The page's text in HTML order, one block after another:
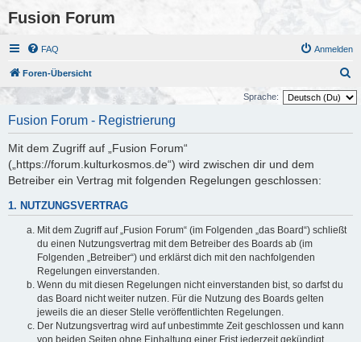
Fusion Forum
FAQ Anmelden
Foren-Übersicht
u
Sprache:
Fusion Forum - Registrierung
Mit dem Zugriff auf „Fusion Forum“
(„https://forum.kulturkosmos.de“) wird zwischen dir und dem
Betreiber ein Vertrag mit folgenden Regelungen geschlossen:
1. NUTZUNGSVERTRAG
Mit dem Zugriff auf „Fusion Forum“ (im Folgenden „das Board“) schließt
du einen Nutzungsvertrag mit dem Betreiber des Boards ab (im
Folgenden „Betreiber“) und erklärst dich mit den nachfolgenden
Regelungen einverstanden.
Wenn du mit diesen Regelungen nicht einverstanden bist, so darfst du
das Board nicht weiter nutzen. Für die Nutzung des Boards gelten
jeweils die an dieser Stelle veröffentlichten Regelungen.
Der Nutzungsvertrag wird auf unbestimmte Zeit geschlossen und kann
von beiden Seiten ohne Einhaltung einer Frist jederzeit gekündigt